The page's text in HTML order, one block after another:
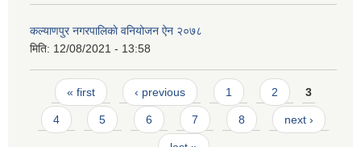
कल्याणपुर नगरपालिकाे वनियोजन ऐन २०७८
मिति: 12/08/2021 - 13:58
Pages
« first ‹ previous 1 2 3
4 5 6 7 8 next ›